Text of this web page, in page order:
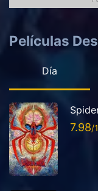
Películas
Día
7.98